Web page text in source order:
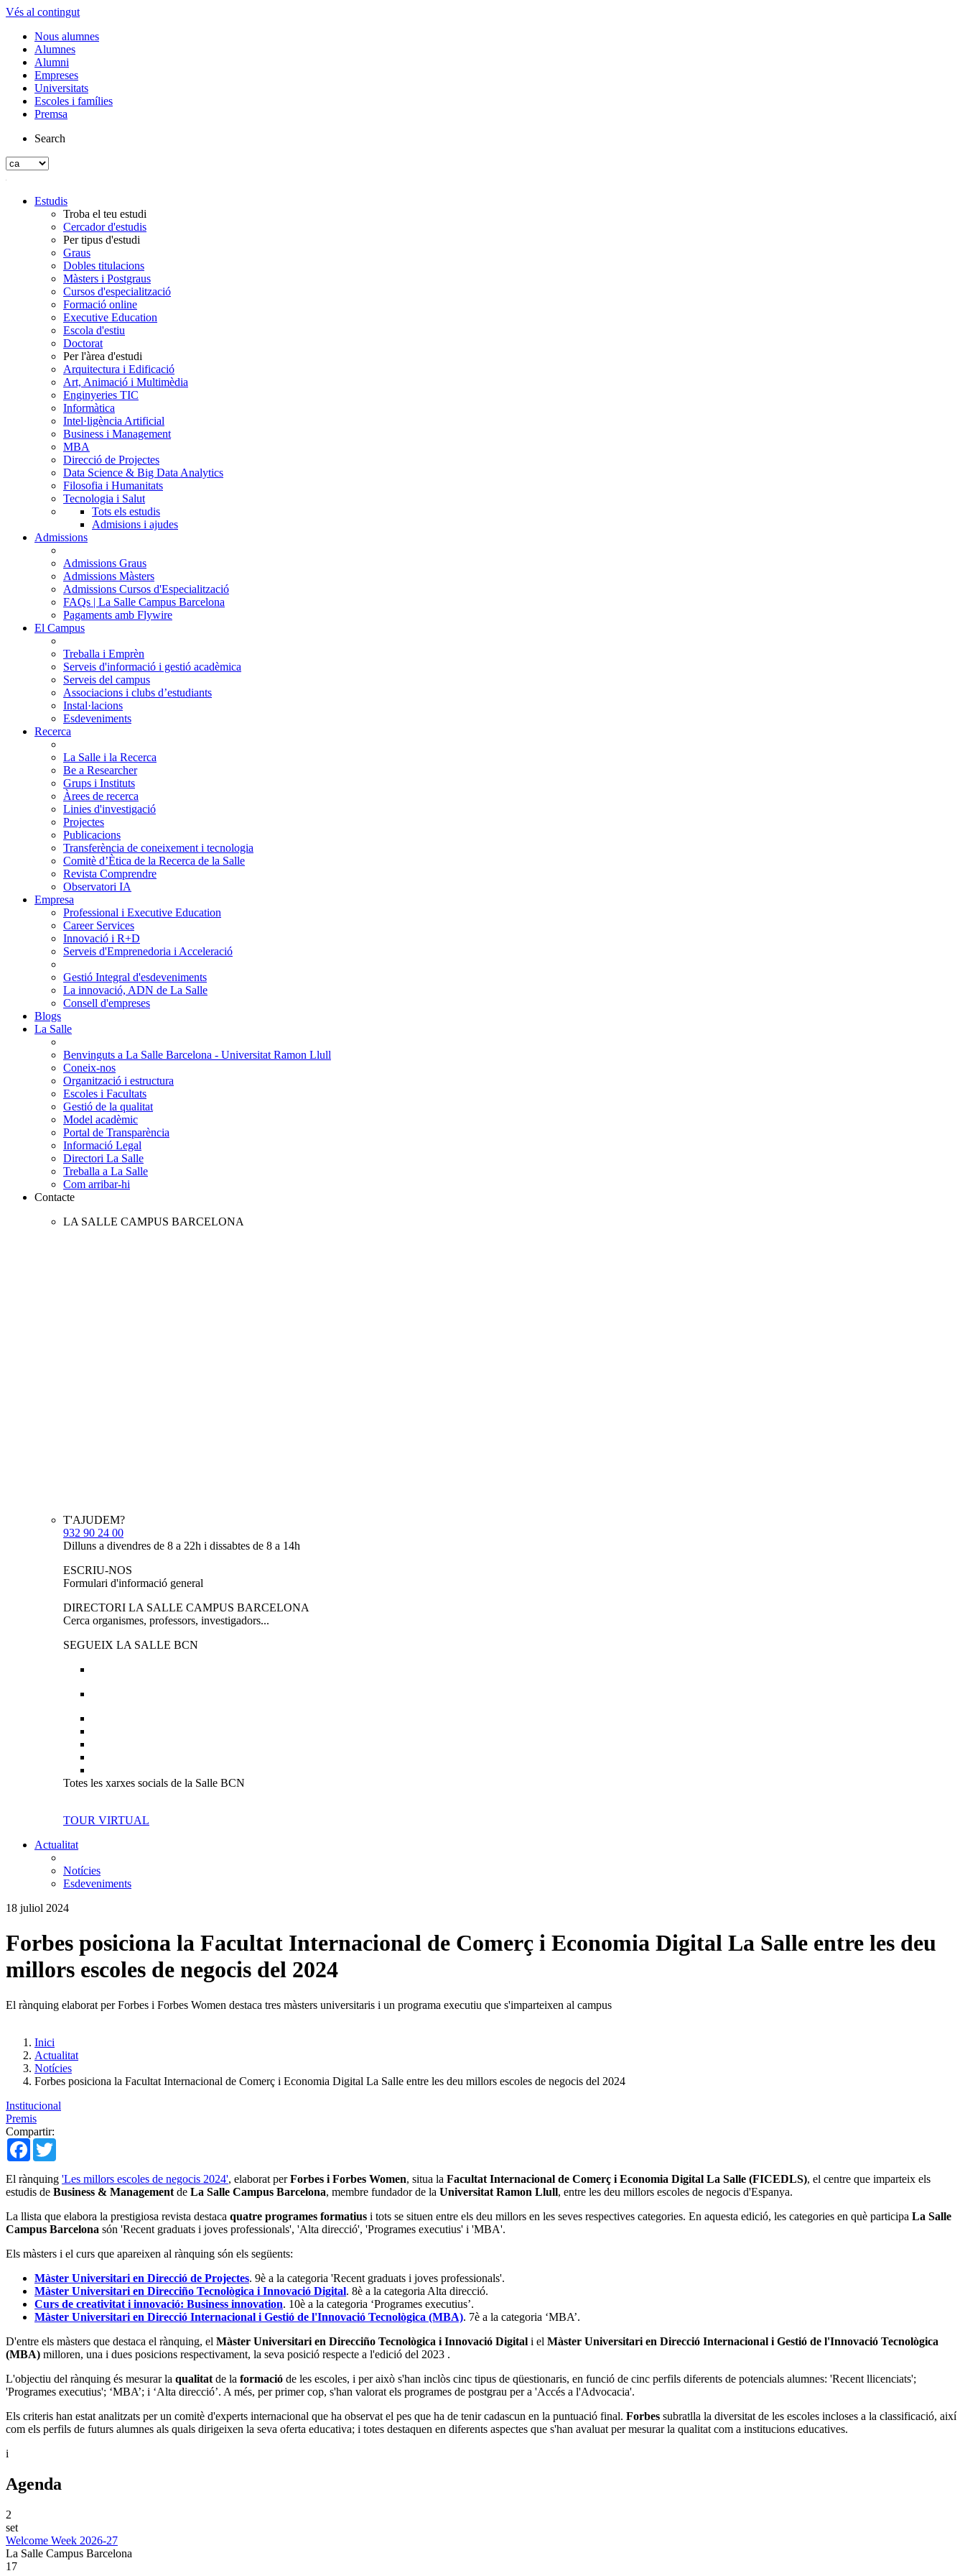
Vés al contingut
Nous alumnes
Alumnes
Alumni
Empreses
Universitats
Escoles i famílies
Premsa
Search
Estudis
Troba el teu estudi
Cercador d'estudis
Per tipus d'estudi
Graus
Dobles titulacions
Màsters i Postgraus
Cursos d'especialització
Formació online
Executive Education
Escola d'estiu
Doctorat
Per l'àrea d'estudi
Arquitectura i Edificació
Art, Animació i Multimèdia
Enginyeries TIC
Informàtica
Intel·ligència Artificial
Business i Management
MBA
Direcció de Projectes
Data Science & Big Data Analytics
Filosofia i Humanitats
Tecnologia i Salut
Tots els estudis
Admisions i ajudes
Admissions
Admissions Graus
Admissions Màsters
Admissions Cursos d'Especialització
FAQs | La Salle Campus Barcelona
Pagaments amb Flywire
El Campus
Treballa i Emprèn
Serveis d'informació i gestió acadèmica
Serveis del campus
Associacions i clubs d’estudiants
Instal·lacions
Esdeveniments
Recerca
La Salle i la Recerca
Be a Researcher
Grups i Instituts
Àrees de recerca
Linies d'investigació
Projectes
Publicacions
Transferència de coneixement i tecnologia
Comitè d’Ètica de la Recerca de la Salle
Revista Comprendre
Observatori IA
Empresa
Professional i Executive Education
Career Services
Innovació i R+D
Serveis d'Emprenedoria i Acceleració
Gestió Integral d'esdeveniments
La innovació, ADN de La Salle
Consell d'empreses
Blogs
La Salle
Benvinguts a La Salle Barcelona - Universitat Ramon Llull
Coneix-nos
Organització i estructura
Escoles i Facultats
Gestió de la qualitat
Model acadèmic
Portal de Transparència
Informació Legal
Directori La Salle
Treballa a La Salle
Com arribar-hi
Contacte
LA SALLE CAMPUS BARCELONA
T'AJUDEM?
932 90 24 00
Dilluns a divendres de 8 a 22h i dissabtes de 8 a 14h
ESCRIU-NOS
Formulari d'informació general
DIRECTORI LA SALLE CAMPUS BARCELONA
Cerca organismes, professors, investigadors...
SEGUEIX LA SALLE BCN
Totes les xarxes socials de la Salle BCN
TOUR VIRTUAL
Actualitat
Notícies
Esdeveniments
18 juliol 2024
Forbes posiciona la Facultat Internacional de Comerç i Economia Digital La Salle entre les deu
millors escoles de negocis del 2024
El rànquing elaborat per Forbes i Forbes Women destaca tres màsters universitaris i un programa executiu que s'imparteixen al campus
Inici
Actualitat
Notícies
Forbes posiciona la Facultat Internacional de Comerç i Economia Digital La Salle entre les deu millors escoles de negocis del 2024
Institucional
Premis
Compartir:
Facebook
El rànquing 'Les millors escoles de negocis 2024', elaborat perForbes i Forbes Women, situa la Facultat Internacional de Comerç i Economia Digital La Salle (FICEDLS), el centre que imparteix els
estudis de Business & Management de La Salle Campus Barcelona, ​​membre fundador de la Universitat Ramon Llull, entre les deu millors escoles de negocis d'Espanya.
La llista que elabora la prestigiosa revista destaca quatre programes formatius i tots se situen entre els deu millors en les seves respectives categories. En aquesta edició, les categories en què participa La Salle
Campus Barcelona són 'Recent graduats i joves professionals', 'Alta direcció', 'Programes executius' i 'MBA'.
Els màsters i el curs que apareixen al rànquing són els següents:
Màster Universitari en Direcció de Projectes. 9è a la categoria 'Recent graduats i joves professionals'.
Màster Universitari en Direcciño Tecnològica i Innovació Digital. 8è a la categoria Alta direcció.
Curs de creativitat i innovació: Business innovation. 10è a la categoria ‘Programes executius’.
Màster Universitari en Direcció Internacional i Gestió de l'Innovació Tecnològica (MBA). 7è a la categoria ‘MBA’.
D'entre els màsters que destaca el rànquing, el Màster Universitari en Direcciño Tecnològica i Innovació Digital i el Màster Universitari en Direcció Internacional i Gestió de l'Innovació Tecnològica
(MBA) milloren, una i dues posicions respectivament, la seva posició respecte a l'edició del 2023 .
L'objectiu del rànquing és mesurar la qualitat de la formació de les escoles, i per això s'han inclòs cinc tipus de qüestionaris, en funció de cinc perfils diferents de potencials alumnes: 'Recent llicenciats';
'Programes executius'; ‘MBA’; i ‘Alta direcció’. A més, per primer cop, s'han valorat els programes de postgrau per a 'Accés a l'Advocacia'.
Els criteris han estat analitzats per un comitè d'experts internacional que ha observat el pes que ha de tenir cadascun en la puntuació final. Forbes subratlla la diversitat de les escoles incloses a la classificació, així
com els perfils de futurs alumnes als quals dirigeixen la seva oferta educativa; i totes destaquen en diferents aspectes que s'han avaluat per mesurar la qualitat com a institucions educatives.
i
Agenda
2
set
Welcome Week 2026-27
La Salle Campus Barcelona
17